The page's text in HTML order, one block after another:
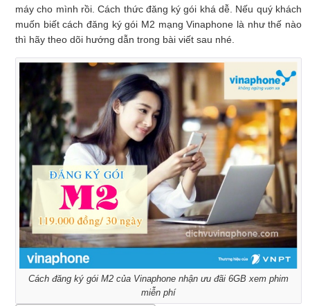
máy cho mình rồi. Cách thức đăng ký gói khá dễ. Nếu quý khách
muốn biết cách đăng ký gói M2 mạng Vinaphone là như thế nào
thì hãy theo dõi hướng dẫn trong bài viết sau nhé.
Cách đăng ký gói M2 của Vinaphone nhận ưu đãi 6GB xem phim
miễn phí